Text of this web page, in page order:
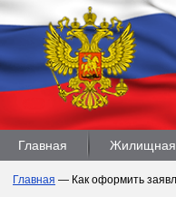
Главная Жилищная
Главная — Как оформить